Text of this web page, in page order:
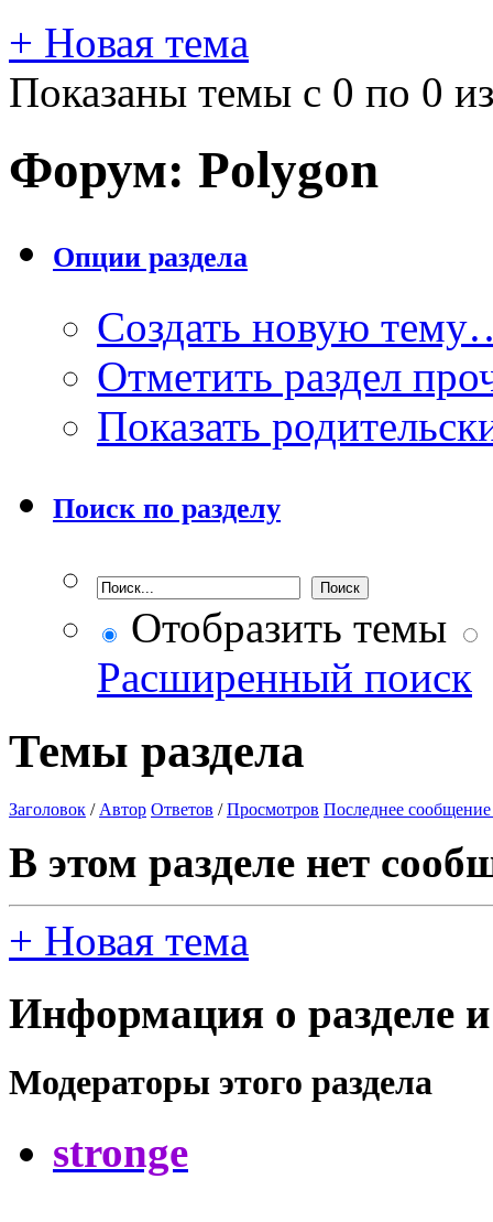
+ Новая тема
Показаны темы с 0 по 0
Форум: Polygon
Опции раздела
Создать новую
Отметить раздел
Показать
Поиск по разделу
Отобразить темы
Расширенный поиск
Темы раздела
Заголовок / Автор Ответов /Просмотров Последнее сообщение
В этом разделе нет
+ Новая тема
Информация о разделе
Модераторы этого раздела
stronge